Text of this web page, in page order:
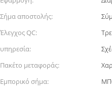
Σήμα αποστολής:
Έλεγχος QC:
υπηρεσία:
Πακέτο μεταφοράς:
Εμπορικό σήμα: